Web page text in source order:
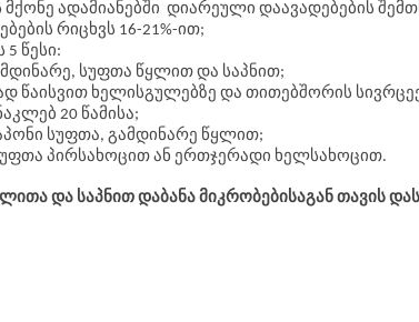
მქონე ადამიანებში დიარეული დაავადებების
რიცხვს 16-21%-ით;
წესი:
სუფთა წყლით და საპნით;
წაისვით ხელისგულებზე და თითებშორის
20 წამისა;
სუფთა, გამდინარე წყლით;
პირსახოცით ან ერთჯერადი ხელსახოცით.
და საპნით დაბანა მიკრობებისაგან თავის